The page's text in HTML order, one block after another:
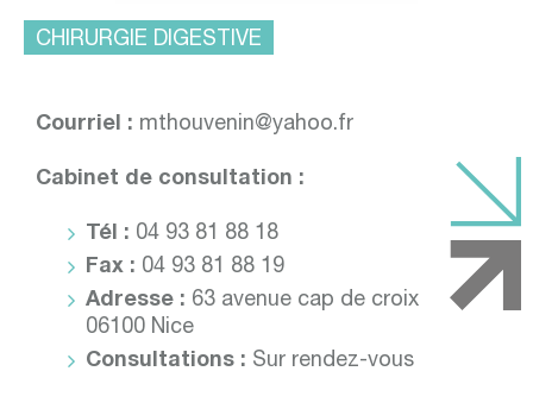
CHIRURGIE DIGESTIVE
Courriel : mthouvenin@yahoo.fr
Cabinet de consultation :
Tél : 04 93 81 88 18
Fax : 04 93 81 88 19
Adresse : 63 avenue cap de croix
06100 Nice
Consultations : Sur rendez-vous